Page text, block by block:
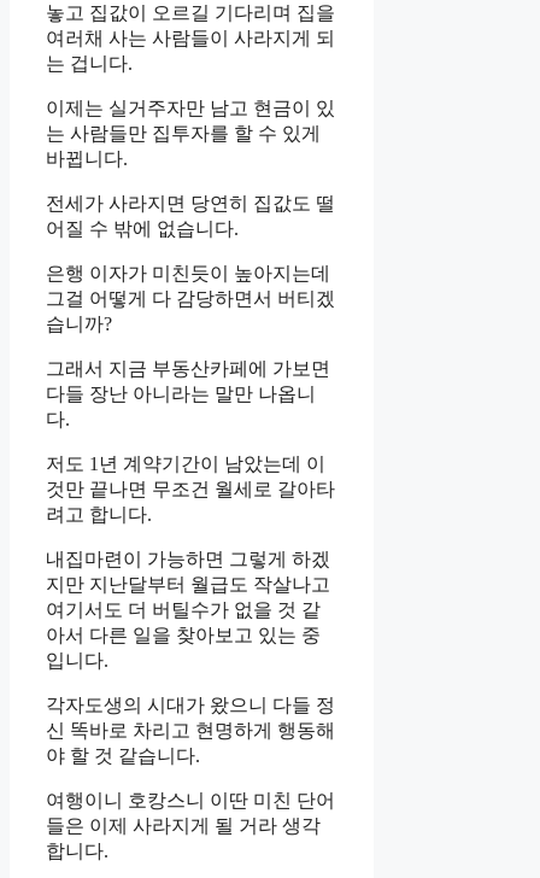
놓고 집값이 오르길 기다리며 집을
여러채 사는 사람들이 사라지게 되
는 겁니다.
이제는 실거주자만 남고 현금이 있
는 사람들만 집투자를 할 수 있게
바뀝니다.
전세가 사라지면 당연히 집값도 떨
어질 수 밖에 없습니다.
은행 이자가 미친듯이 높아지는데
그걸 어떻게 다 감당하면서 버티겠
습니까?
그래서 지금 부동산카페에 가보면
다들 장난 아니라는 말만 나옵니
다.
저도 1년 계약기간이 남았는데 이
것만 끝나면 무조건 월세로 갈아타
려고 합니다.
내집마련이 가능하면 그렇게 하겠
지만 지난달부터 월급도 작살나고
여기서도 더 버틸수가 없을 것 같
아서 다른 일을 찾아보고 있는 중
입니다.
각자도생의 시대가 왔으니 다들 정
신 똑바로 차리고 현명하게 행동해
야 할 것 같습니다.
여행이니 호캉스니 이딴 미친 단어
들은 이제 사라지게 될 거라 생각
합니다.